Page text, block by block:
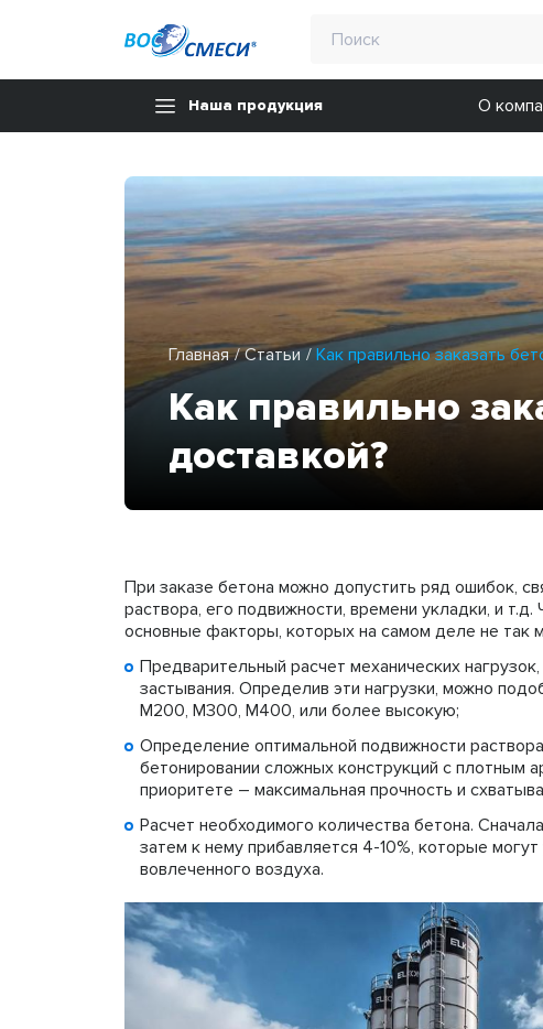
Наша продукция О
Главная Статьи Как правильно заказать
Как правильно
доставкой?
При заказе бетона можно допустить ряд ошибок,
раствора, его подвижности, времени укладки, и
основные факторы, которых на самом деле не так
Предварительный расчет механических
застывания. Определив эти нагрузки, можно
М200, М300, М400, или более высокую;
Определение оптимальной подвижности
бетонировании сложных конструкций с плотным
приоритете – максимальная прочность и
Расчет необходимого количества бетона.
затем к нему прибавляется 4-10%, которые
вовлеченного воздуха.